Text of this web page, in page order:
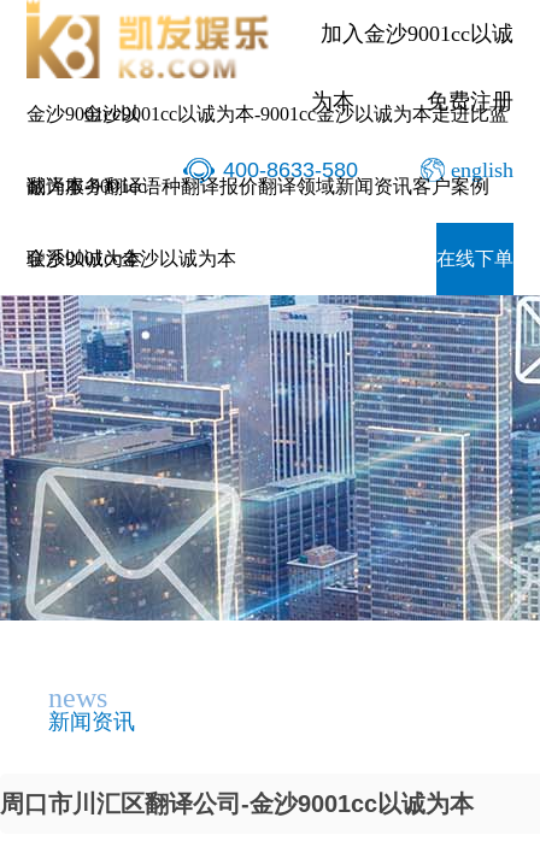
加入金沙9001cc以诚
为本 免费注册
400-8633-580 english
金沙9001cc以
诚为本-9001cc
金沙以诚为本
金沙9001cc以诚为本-9001cc金沙以诚为本走进比蓝
翻译服务翻译语种翻译报价翻译领域新闻资讯客户案例
联系9001cc金沙以诚为本 在线下单
news
新闻资讯
周口市川汇区翻译公司-金沙9001cc以诚为本